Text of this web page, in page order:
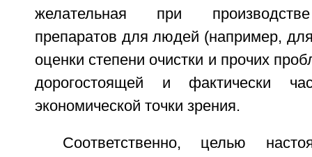
желательная при
препаратов для людей (например,
оценки степени очистки и прочих
дорогостоящей и фактически
экономической точки зрения.
Соответственно, целью